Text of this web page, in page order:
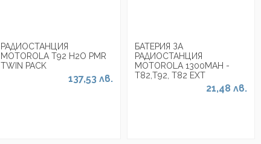
РАДИОСТАНЦИЯ
MOTOROLA Т92 H2O PMR
TWIN PACK
137,53 лв.
БАТЕРИЯ ЗА
РАДИОСТАНЦИЯ
MOTOROLA 1300MAH -
Т82,Т92, Т82 ЕХТ
21,48 лв.